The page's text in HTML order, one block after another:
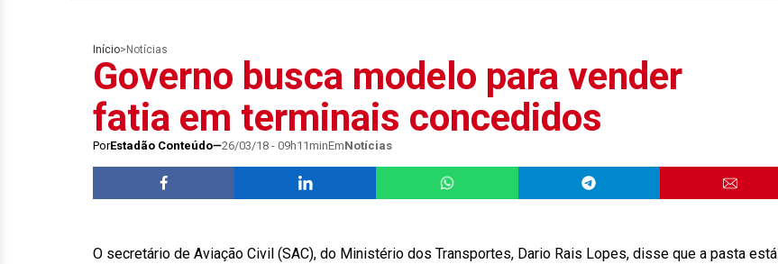
Início> Notícias
Governo busca modelo para vender
fatia em terminais concedidos
PorEstadão Conteúdo 26/03/18 - 09h11minEmNotícias
O secretário de Aviação Civil (SAC), do Ministério dos Transportes, Dario Rais Lopes, disse que a pasta está